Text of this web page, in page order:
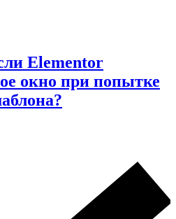
Elementor
окно при попытке